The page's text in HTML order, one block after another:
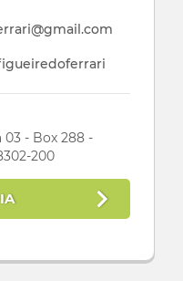
03 - Box 288 -
200